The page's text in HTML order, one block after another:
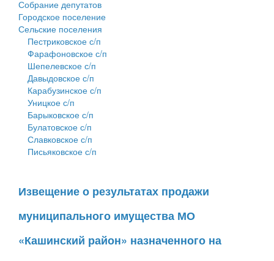
Собрание депутатов
Городское поселение
Сельские поселения
Пестриковское с/п
Фарафоновское с/п
Шепелевское с/п
Давыдовское с/п
Карабузинское с/п
Уницкое с/п
Барыковское с/п
Булатовское с/п
Славковское с/п
Письяковское с/п
Извещение о результатах продажи
муниципального имущества МО
«Кашинский район» назначенного на